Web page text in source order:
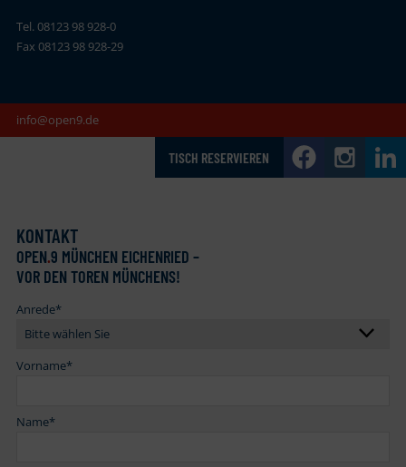
Tel. 08123 98 928-0
Fax 08123 98 928-29
info@open9.de
TISCH RESERVIEREN
KONTAKT
OPEN.9 MÜNCHEN EICHENRIED –
VOR DEN TOREN MÜNCHENS!
Anrede*
Vorname*
Name*